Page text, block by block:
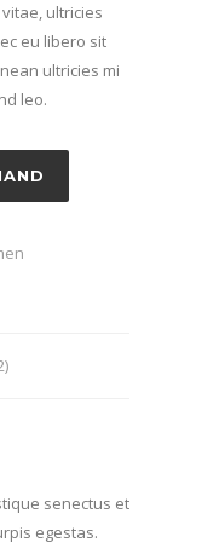
ultricies
eu libero sit
ultricies mi
leo.
senectus et
egestas.